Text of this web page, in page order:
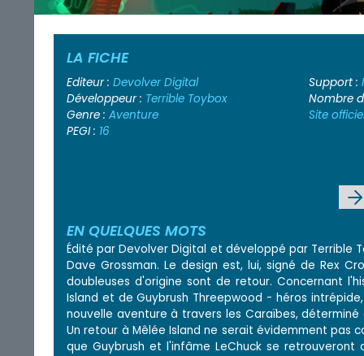
LA FICHE
Editeur : Devolver Digital
Développeur : Terrible Toybox
Genre : Aventure
PEGI : 16
Support :
Nombre
Site
EN QUELQUES MOTS
Édité par Devolver Digital et développé par Terrible
Dave Grossman. Le design est, lui, signé de Rex
doubleuses d'origine sont de retour. Concernant
Island et de Guybrush Threepwood - héros
nouvelle aventure à travers les Caraïbes,
Un retour à Mêlée Island ne serait évidemment pas
que Guybrush et l'infâme LeChuck se